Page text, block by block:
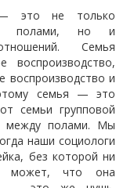
это не только
полами, но и
Семья
воспроизводство,
воспроизводство и
семья — это
семьи групповой
между полами. Мы
наши социологи
без которой ни
может, что она